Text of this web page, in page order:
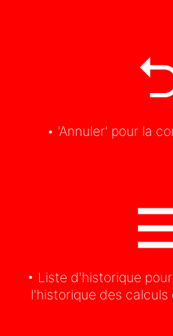
• 'Annuler' pour la
• Liste d'historique
l'historique des